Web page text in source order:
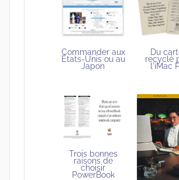
Commander aux
États-Unis ou au
Japon
Du
recyclé
l'iMac
Trois bonnes
raisons de
choisir
PowerBook